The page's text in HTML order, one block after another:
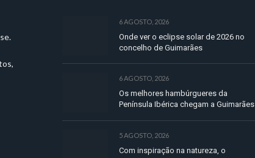
6 AGOSTO, 2026
Onde ver o eclipse solar de 2026 no
concelho de Guimarães
6 AGOSTO, 2026
Os melhores hambúrgueres da
Península Ibérica chegam a Guimarães
5 AGOSTO, 2026
Com inspiração na natureza, o